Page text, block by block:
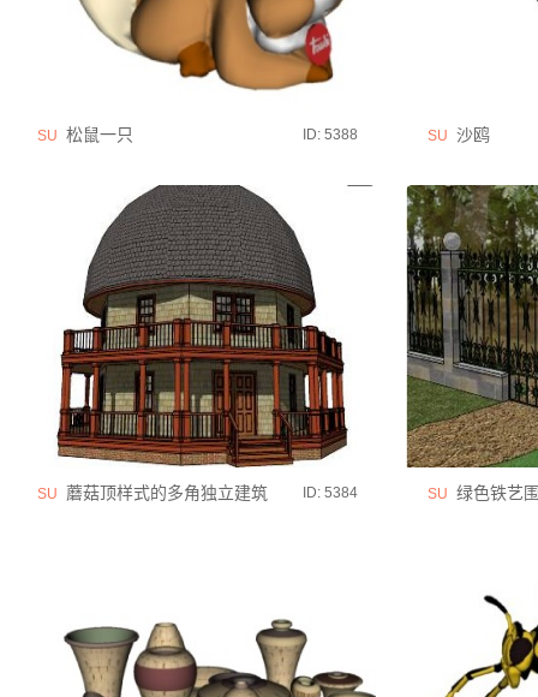
SU 松鼠一只 ID: 5388 SU 沙鸥
SU 蘑菇顶样式的多角独立建筑 ID: 5384 SU 绿色铁艺